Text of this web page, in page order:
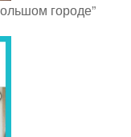
городе”